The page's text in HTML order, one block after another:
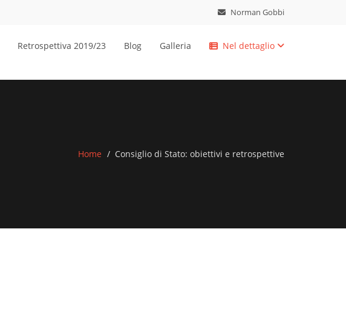
Norman Gobbi
Retrospettiva 2019/23 Blog Galleria Nel dettaglio
Home Consiglio di Stato: obiettivi e retrospettive